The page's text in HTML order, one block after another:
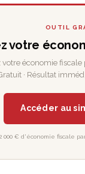
OUTIL
votre
économie fiscale
· Résultat
Accéder au
000 € d'économie fiscale